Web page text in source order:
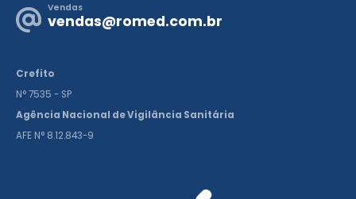
Vendas
vendas@romed.com.br
Crefito
N° 7535 - SP
Agência Nacional de Vigilância Sanitária
AFE N° 8.12.843-9